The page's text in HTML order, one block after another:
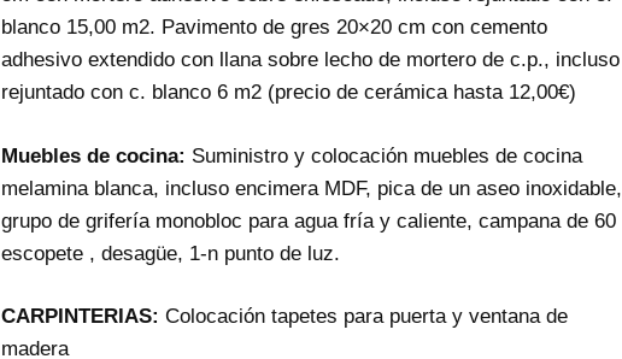
blanco 15,00 m2. Pavimento de gres 20×20 cm con cemento
adhesivo extendido con llana sobre lecho de mortero de c.p., incluso
rejuntado con c. blanco 6 m2 (precio de cerámica hasta 12,00€)
Muebles de cocina: Suministro y colocación muebles de cocina
melamina blanca, incluso encimera MDF, pica de un aseo inoxidable,
grupo de grifería monobloc para agua fría y caliente, campana de 60
escopete , desagüe, 1-n punto de luz.
CARPINTERIAS: Colocación tapetes para puerta y ventana de
madera